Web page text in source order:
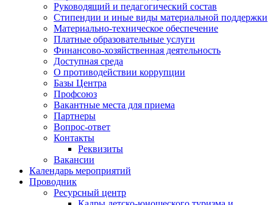
Руководящий и педагогический состав
Стипендии и иные виды материальной поддержки
Материально-техническое обеспечение
Платные образовательные услуги
Финансово-хозяйственная деятельность
Доступная среда
О противодействии коррупции
Базы Центра
Профсоюз
Вакантные места для приема
Партнеры
Вопрос-ответ
Контакты
Реквизиты
Вакансии
Календарь мероприятий
Проводник
Ресурсный центр